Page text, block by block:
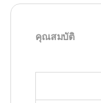
คุณสมบัติ